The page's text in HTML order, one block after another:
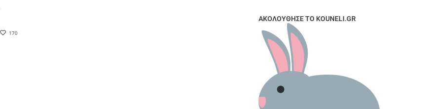
170
ΑΚΟΛΟΥΘΗΣΕ ΤΟ KOUNELI.GR